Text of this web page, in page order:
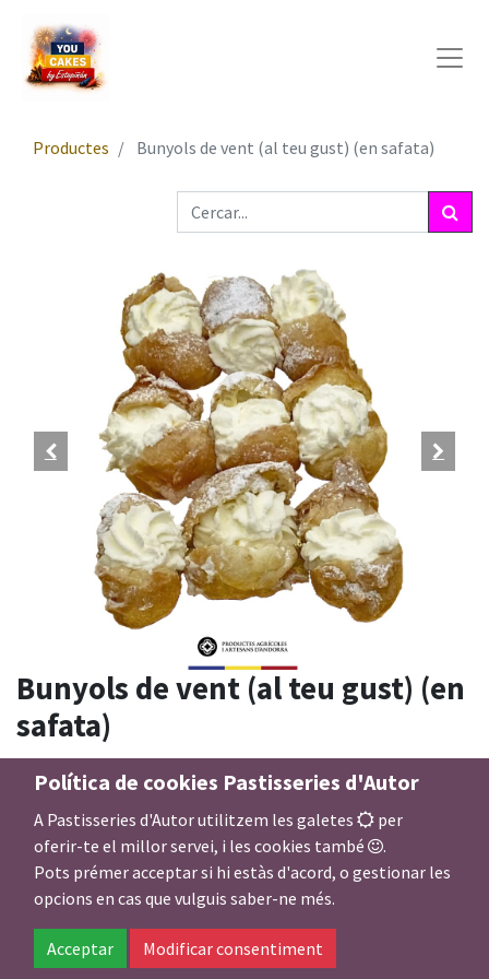
Productes Bunyols de vent (al teu gust) (en safata)
Bunyols de vent (al teu gust) (en
safata)
Nº persones i Nº peces (aprox.)
Farcit dolç bunyol de vent
Política de cookies Pastisseries d'Autor
A Pastisseries d'Autor utilitzem les galetes
per
oferir-te el millor servei, i les cookies també
.
Pots prémer acceptar si hi estàs d'acord, o gestionar les
opcions en cas que vulguis saber-ne més.
Acceptar Modificar consentiment